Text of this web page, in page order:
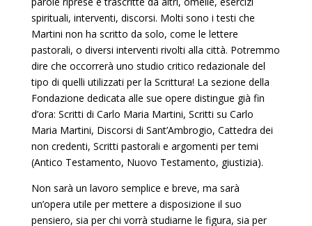
spirituali, interventi, discorsi. Molti sono i testi che
Martini non ha scritto da solo, come le lettere
pastorali, o diversi interventi rivolti alla città. Potremmo
dire che occorrerà uno studio critico redazionale del
tipo di quelli utilizzati per la Scrittura! La sezione della
Fondazione dedicata alle sue opere distingue già fin
d’ora: Scritti di Carlo Maria Martini, Scritti su Carlo
Maria Martini, Discorsi di Sant’Ambrogio, Cattedra dei
non credenti, Scritti pastorali e argomenti per temi
(Antico Testamento, Nuovo Testamento, giustizia).
Non sarà un lavoro semplice e breve, ma sarà
un’opera utile per mettere a disposizione il suo
pensiero, sia per chi vorrà studiarne le figura, sia per